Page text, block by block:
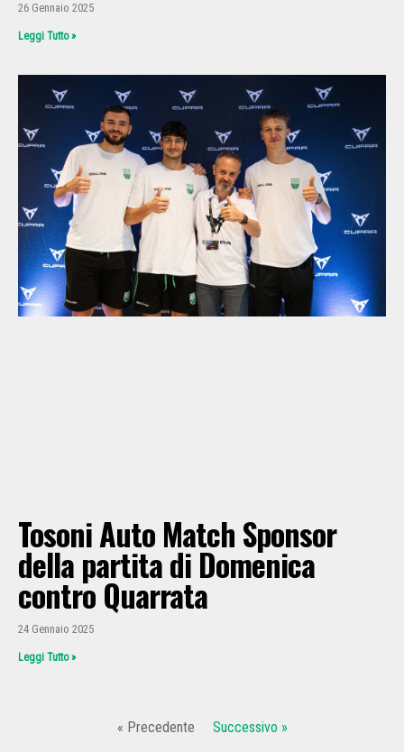
26 Gennaio 2025
Leggi Tutto »
Tosoni Auto Match Sponsor
della partita di Domenica
contro Quarrata
24 Gennaio 2025
Leggi Tutto »
« Precedente Successivo »